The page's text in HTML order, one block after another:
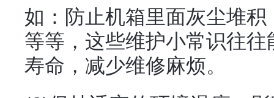
如：防止机箱里面灰尘堆
等等，这些维护小常识往
寿命，减少维修麻烦。